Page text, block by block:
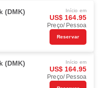
(DMK) Início em
US$ 164.95
Preço/ Pessoa
Reservar
(DMK) Início em
US$ 164.95
Preço/ Pessoa